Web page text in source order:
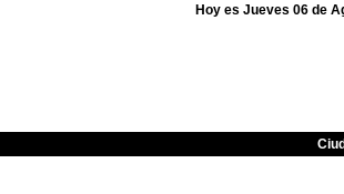
Hoy es Jueves 06 de